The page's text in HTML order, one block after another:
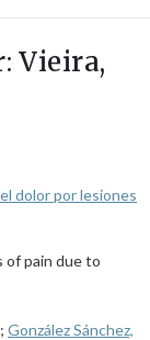
Vieira,
dolor por lesiones
of pain due to
; González Sánchez,